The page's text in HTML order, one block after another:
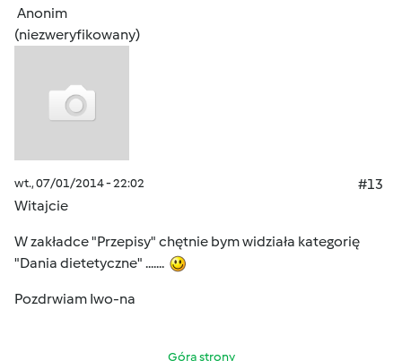
Anonim
(niezweryfikowany)
wt., 07/01/2014 - 22:02
#13
Witajcie
W zakładce "Przepisy" chętnie bym widziała kategorię
"Dania dietetyczne" .......
Pozdrwiam Iwo-na
Góra strony